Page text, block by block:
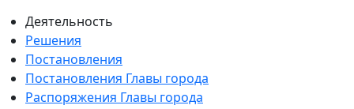
Деятельность
Решения
Постановления
Постановления Главы города
Распоряжения Главы города